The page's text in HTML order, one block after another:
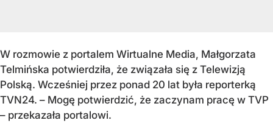
W rozmowie z portalem Wirtualne Media, Małgorzata
Telmińska potwierdziła, że związała się z Telewizją
Polską. Wcześniej przez ponad 20 lat była reporterką
TVN24. – Mogę potwierdzić, że zaczynam pracę w TVP
– przekazała portalowi.